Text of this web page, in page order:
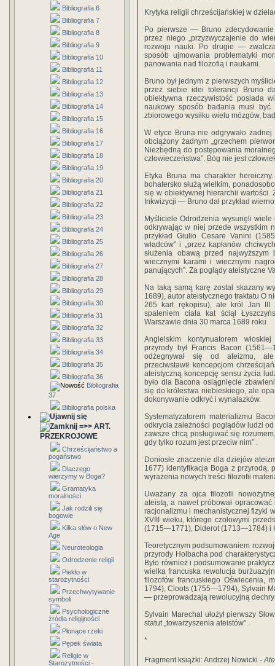
Bibliografia 6
Bibliografia 7
Bibliografia 8
Bibliografia 9
Bibliografia 10
Bibliografia 11
Bibliografia 12
Bibliografia 13
Bibliografia 14
Bibliografia 15
Bibliografia 16
Bibliografia 17
Bibliografia 18
Bibliografia 19
Bibliografia 20
Bibliografia 21
Bibliografia 22
Bibliografia 23
Bibliografia 24
Bibliografia 25
Bibliografia 26
Bibliografia 27
Bibliografia 28
Bibliografia 29
Bibliografia 30
Bibliografia 31
Bibliografia 32
Bibliografia 33
Bibliografia 34
Bibliografia 35
Bibliografia 36
Bibliografia
37
Bibliografia polska
=>> ART.
PRZEKROJOWE
Chrześcijaństwo a
pogaństwo
Dlaczego
wierzymy w Boga?
Gramatyka
moralności
Jak rodzili się
bogowie
Kilka słów o New
Age
Neuroteologia
Odrodzenie religii
Piekło w
starożytności
Przechwytywanie
symboli
Psychologiczne
źródła religijności
Płonące rzeki
Pępek świata
Religie w
Starożytności -
Krytyka religii chrześcijańskiej w
Po pierwsze — Bruno
przez niego „przyzwyczajenie do
rozwoju nauki. Po drugie —
sposób ujmowania problematyki
panowania nad filozofią i naukami.
Bruno był jednym z pierwszych
przez siebie idei tolerancji Bruno
obiektywna rzeczywistość posiada
naukowy sposób badania musi być
zbiorowego wysiłku wielu mózgów,
W etyce Bruna nie odgrywało
obciążony żadnym „grzechem
Niezbędną do postępowania
człowieczeństwa”. Bóg nie jest
Etyka Bruna ma charakter
bohatersko służą wielkim,
się w obiektywnej hierarchii
Inkwizycji — Bruno dał przykład
Myśliciele Odrodzenia wysunęli wiele
odkrywając w niej przede wszystkim
przykład Giulio Cesare Vanini
władców” i „przez kapłanów
służenia obawą przed
wiecznymi karami i wiecznymi
panujących”. Za poglądy ateistyczne
Na taką samą karę został skazany
1689), autor ateistycznego traktatu O
265 kart rękopisu), ale król Jan III
spaleniem ciała kat ściął
Warszawie dnia 30 marca 1689 roku.
Angielskim kontynuatorem
przyrody był Francis Bacon
odżegnywał się od ateizmu,
przeciwstawił koncepcjom
ateistyczną koncepcję sensu życia
było dla Bacona osiągnięcie
się do królestwa niebieskiego, ale
dokonywanie odkryć i wynalazków.
Systematyzatorem materializmu
odkrycia zależności poglądów ludzi
zawsze chcą posługiwać się
gdy tylko rozum jest przeciw nim” .
Doniosłe znaczenie dla dziejów
1677) identyfikacja Boga z przyrodą,
wyrażenia nowych treści filozofii
Uważany za ojca filozofii
ateistą, a nawet próbował
racjonalizmu i mechanistycznej fizyki
XVIII wieku, którego czołowymi
(1715—1771), Diderot (1713—1784) i
Teoretycznym podsumowaniem
przyrody Holbacha pod
Było również i podsumowanie
wielka francuska rewolucja
filozofów francuskiego Oświecenia,
1794), Cloots (1755—1794), Sylvain
— przeprowadzają rewolucyjną
Sylvain Marechal ułożył pierwszy
statut „towarzyszenia ateistów”.
*
Fragment książki: Andrzej Nowicki -